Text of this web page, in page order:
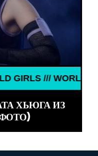
/// WORLD GIRLS
ХЬЮГА ИЗ